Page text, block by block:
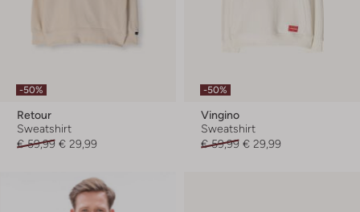
-50%
Retour
Sweatshirt
€ 59,99 € 29,99
-50%
Vingino
Sweatshirt
€ 59,99 € 29,99